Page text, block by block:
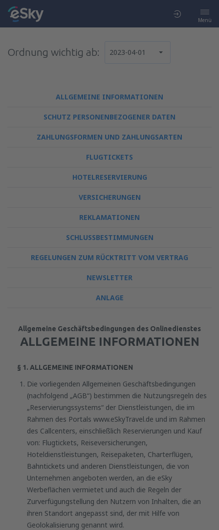
Menü
Ordnung wichtig ab: 2023-04-01
ALLGEMEINE INFORMATIONEN
SCHUTZ PERSONENBEZOGENER DATEN
ZAHLUNGSFORMEN UND ZAHLUNGSARTEN
FLUGTICKETS
HOTELRESERVIERUNG
VERSICHERUNGEN
REKLAMATIONEN
SCHLUSSBESTIMMUNGEN
REGELUNGEN ZUM RÜCKTRITT VOM VERTRAG
NEWSLETTER
ANLAGE
Allgemeine Geschäftsbedingungen des Onlinedienstes
ALLGEMEINE INFORMATIONEN
§ 1. ALLGEMEINE INFORMATIONEN
Die vorliegenden Allgemeinen Geschäftsbedingungen
(nachfolgend „AGB“) bestimmen die Nutzungsregeln des
„Reservierungssystems“ der Dienstleistungen, die im
Rahmen des Portals www.eSkyTravel.de und im Rahmen
des Callcenters, einschließlich Reservierungen und Kauf
von: Flugtickets, Reiseversicherungen,
Hoteldienstleistungen, Reisepaketen, Charterflügen,
Bahntickets und anderen Dienstleistungen, die von
Unternehmen angeboten werden, an die eSky
Werbeflächen vermietet und auch die Regeln der
Zurverfügungstellung den Nutzern von Inhalten, die an
ihren Standort angepasst sind, der mit Hilfe von
Geolokalisierung genannt wird.